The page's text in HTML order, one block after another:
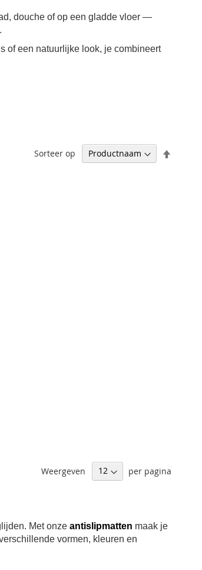
douche of op een gladde vloer —
of een natuurlijke look, je combineert
Sorteer op
Weergeven per pagina
Met onze antislipmatten maak je
vormen, kleuren en